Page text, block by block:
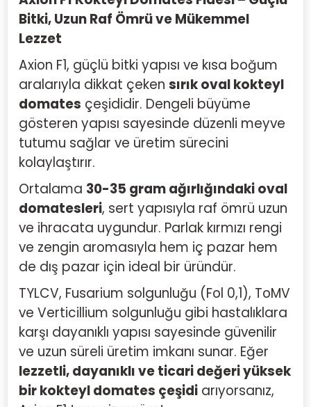
Bitki, Uzun Raf Ömrü ve Mükemmel
Lezzet
Axion F1, güçlü bitki yapısı ve kısa boğum
aralarıyla dikkat çeken sırık oval kokteyl
domates çeşididir. Dengeli büyüme
gösteren yapısı sayesinde düzenli meyve
tutumu sağlar ve üretim sürecini
kolaylaştırır.
Ortalama 30-35 gram ağırlığındaki oval
domatesleri, sert yapısıyla raf ömrü uzun
ve ihracata uygundur. Parlak kırmızı rengi
ve zengin aromasıyla hem iç pazar hem
de dış pazar için ideal bir üründür.
TYLCV, Fusarium solgunluğu (Fol 0,1), ToMV
ve Verticillium solgunluğu gibi hastalıklara
karşı dayanıklı yapısı sayesinde güvenilir
ve uzun süreli üretim imkanı sunar. Eğer
lezzetli, dayanıklı ve ticari değeri yüksek
bir kokteyl domates çeşidi arıyorsanız,